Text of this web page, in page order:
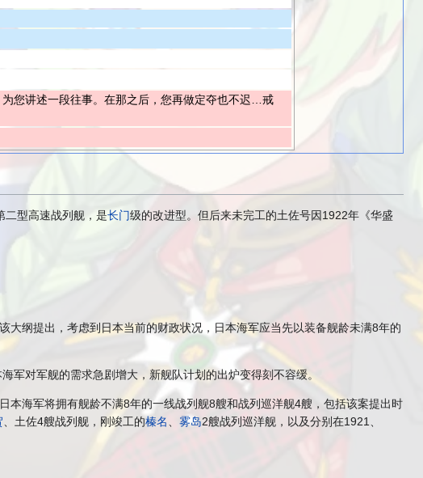
您讲述一段往事。在那之后，您再做定夺也不迟…戒
二型高速战列舰，是长门级的改进型。但后来未完工的土佐号因1922年《华盛
大纲提出，考虑到日本当前的财政状况，日本海军应当先以装备舰龄未满8年的
军对军舰的需求急剧增大，新舰队计划的出炉变得刻不容缓。
本海军将拥有舰龄不满8年的一线战列舰8艘和战列巡洋舰4艘，包括该案提出时
、土佐4艘战列舰，刚竣工的榛名、 雾岛2艘战列巡洋舰，以及分别在1921、